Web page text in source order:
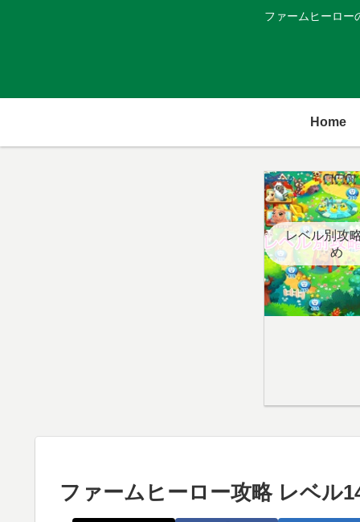
ファームヒーロー
Home
レベル別攻
め
ファームヒーロー攻略 レベル